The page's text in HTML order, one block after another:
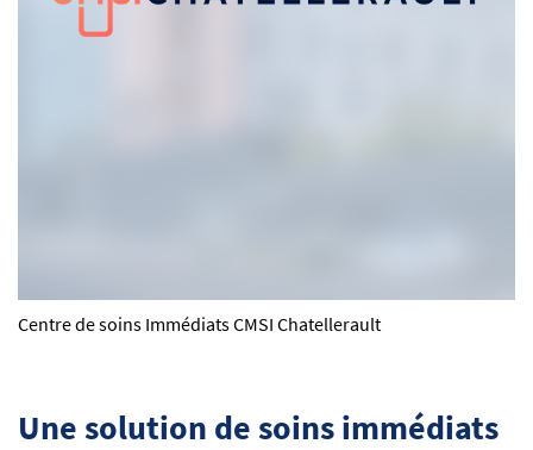
Centre de soins Immédiats CMSI Chatellerault
Une solution de soins immédiats